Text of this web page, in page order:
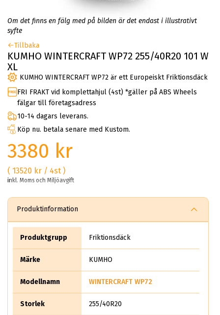
Om det finns en fälg med på bilden är det endast i illustrativt
syfte
Tillbaka
KUMHO WINTERCRAFT WP72 255/40R20 101 W
XL
KUMHO WINTERCRAFT WP72 är ett Europeiskt Friktionsdäck
FRI FRAKT vid komplettahjul (4st) *gäller på ABS Wheels
fälgar till företagsadress
10-14 dagars leverans.
Köp nu. betala senare med Kustom.
3380 kr
( 13520 kr / 4st )
inkl. Moms och Miljöavgift
Produktinformation
Produktgrupp Friktionsdäck
Märke KUMHO
Modellnamn WINTERCRAFT WP72
Storlek 255/40R20